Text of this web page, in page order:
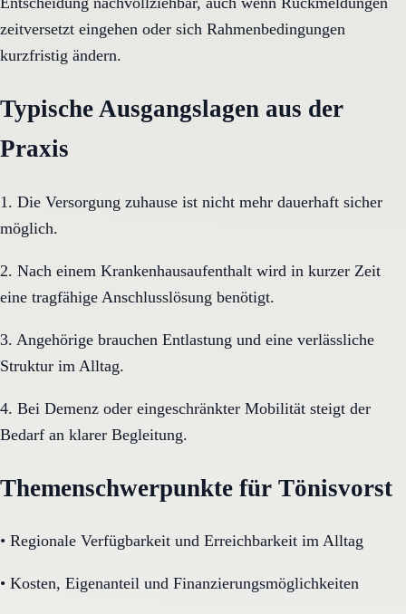
zeitversetzt eingehen oder sich Rahmenbedingungen
kurzfristig ändern.
Typische Ausgangslagen aus der
Praxis
1. Die Versorgung zuhause ist nicht mehr dauerhaft sicher
möglich.
2. Nach einem Krankenhausaufenthalt wird in kurzer Zeit
eine tragfähige Anschlusslösung benötigt.
3. Angehörige brauchen Entlastung und eine verlässliche
Struktur im Alltag.
4. Bei Demenz oder eingeschränkter Mobilität steigt der
Bedarf an klarer Begleitung.
Themenschwerpunkte für Tönisvorst
• Regionale Verfügbarkeit und Erreichbarkeit im Alltag
• Kosten, Eigenanteil und Finanzierungsmöglichkeiten